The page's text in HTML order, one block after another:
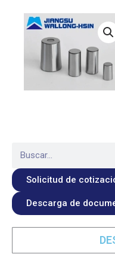
Solicitud de
Descarga de